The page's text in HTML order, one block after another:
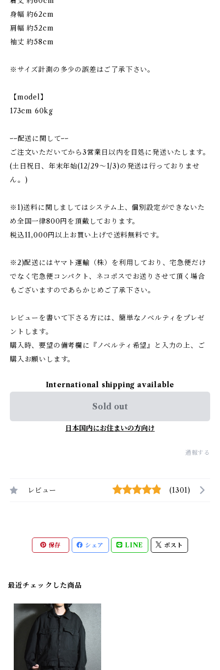
身幅 約62cm
肩幅 約52cm
袖丈 約58cm
※サイズ計測の多少の誤差はご了承下さい。
【model】
173cm 60kg
ｰｰ配送に関してｰｰ
ご注文いただいてから3営業日以内を目処に発送いたします。
(土日祝日、年末年始(12/29〜1/3)の発送は行っておりませ
ん。)
※1)送料に関しましてはシステム上、個別設定ができないた
め全国一律800円を頂戴しております。
税込11,000円以上お買い上げで送料無料です。
※2)配送にはヤマト運輸（株）を利用しており、宅急便だけ
でなく宅急便コンパクト、ネコポスでお送りさせて頂く場合
もございますのであらかじめご了承下さい。
レビューを書いて下さる方には、簡単なノベルティをプレゼ
ントします。
購入時、要望の備考欄に『ノベルティ希望』と入力の上、ご
購入お願いします。
International shipping available
Sold out
日本国内にお住まいの方向け
通報する
レビュー (1301)
保存 シェア LINE ポスト
最近チェックした商品